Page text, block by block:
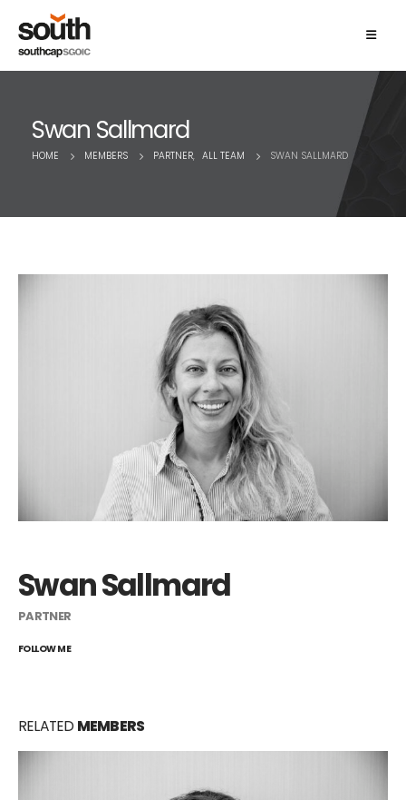
Swan Sallmard
HOME MEMBERS PARTNER, ALL TEAM SWAN SALLMARD
Swan Sallmard
PARTNER
FOLLOW ME
RELATED MEMBERS